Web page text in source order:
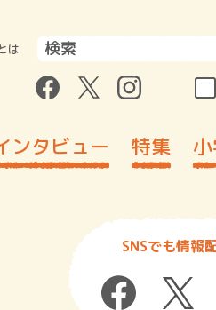
は
ンタビュー 特集
SNSでも情報